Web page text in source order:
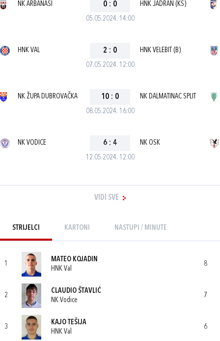
05.05.2024. 14:00
NK ARBANASI 0 : 0 HNK JADRAN (KS)
07.05.2024. 12:00
HNK VAL 2 : 0 HNK VELEBIT (B)
08.05.2024. 16:00
NK ŽUPA DUBROVAČKA 10 : 0 NK DALMATINAC SPLIT
12.05.2024. 12:00
NK VODICE 6 : 4 NK OSK
VIDI SVE
STRIJELCI KARTONI NASTUPI / MINUTE
1
MATEO KOJADIN
HNK Val
8
2
CLAUDIO ŠTAVLIĆ
NK Vodice
7
3
KAJO TEŠIJA
HNK Val
6